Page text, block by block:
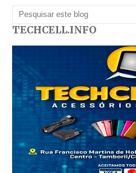
TECHCELL.INFO